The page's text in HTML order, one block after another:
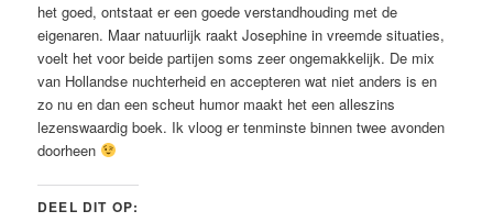
het goed, ontstaat er een goede verstandhouding met de
eigenaren. Maar natuurlijk raakt Josephine in vreemde situaties,
voelt het voor beide partijen soms zeer ongemakkelijk. De mix
van Hollandse nuchterheid en accepteren wat niet anders is en
zo nu en dan een scheut humor maakt het een alleszins
lezenswaardig boek. Ik vloog er tenminste binnen twee avonden
doorheen
DEEL DIT OP: